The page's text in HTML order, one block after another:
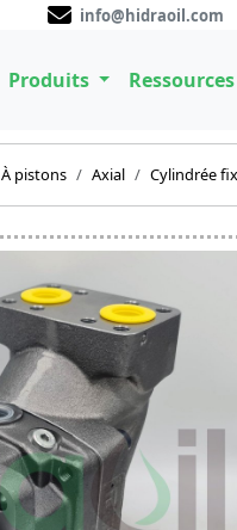
info@hidraoil.com
Produits
À pistons Axial Cylindrée